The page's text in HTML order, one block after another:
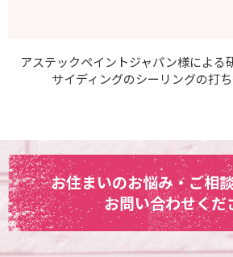
アステックペイントジャパン様による
サイディングのシーリングの打
お住まいのお悩み・ご相
お問い合わせくだ